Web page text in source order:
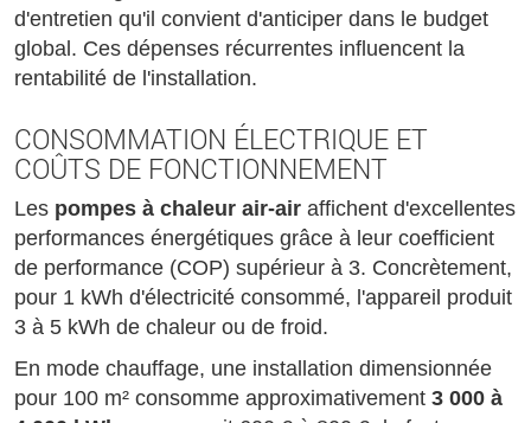
d'entretien qu'il convient d'anticiper dans le budget
global. Ces dépenses récurrentes influencent la
rentabilité de l'installation.
CONSOMMATION ÉLECTRIQUE ET
COÛTS DE FONCTIONNEMENT
Les pompes à chaleur air-air affichent d'excellentes
performances énergétiques grâce à leur coefficient
de performance (COP) supérieur à 3. Concrètement,
pour 1 kWh d'électricité consommé, l'appareil produit
3 à 5 kWh de chaleur ou de froid.
En mode chauffage, une installation dimensionnée
pour 100 m² consomme approximativement 3 000 à